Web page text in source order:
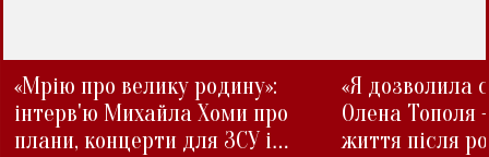
«Мрію про велику родину»:
інтерв'ю Михайла Хоми про
плани, концерти для ЗСУ і
«Я дозволила
Олена Тополя
життя після